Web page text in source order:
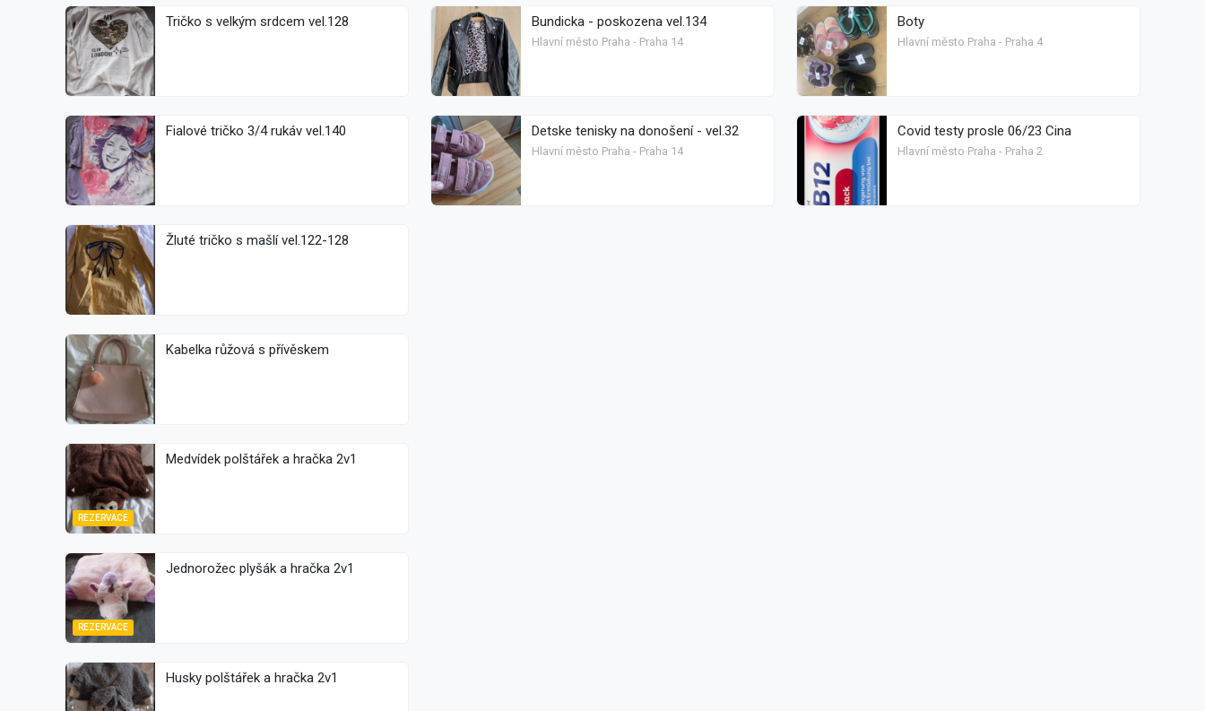
Tričko s velkým srdcem vel.128
Fialové tričko 3/4 rukáv vel.140
Žluté tričko s mašlí vel.122-128
Kabelka růžová s přívěskem
REZERVACE
Medvídek polštářek a hračka 2v1
REZERVACE
Jednorožec plyšák a hračka 2v1
Husky polštářek a hračka 2v1
Bundicka - poskozena vel.134
Hlavní město Praha - Praha 14
Detske tenisky na donošení - vel.32
Hlavní město Praha - Praha 14
Boty
Hlavní město Praha - Praha 4
Covid testy prosle 06/23 Cina
Hlavní město Praha - Praha 2